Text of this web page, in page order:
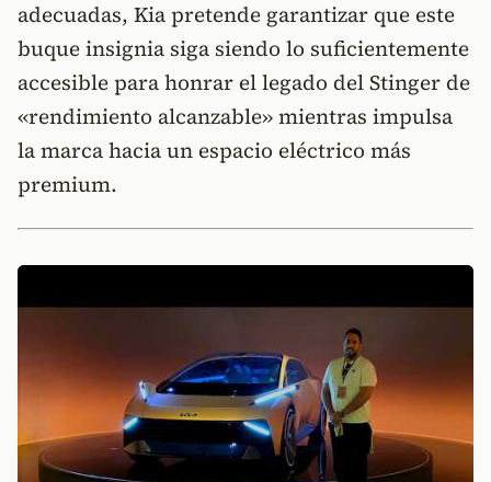
adecuadas, Kia pretende garantizar que este
buque insignia siga siendo lo suficientemente
accesible para honrar el legado del Stinger de
«rendimiento alcanzable» mientras impulsa
la marca hacia un espacio eléctrico más
premium.